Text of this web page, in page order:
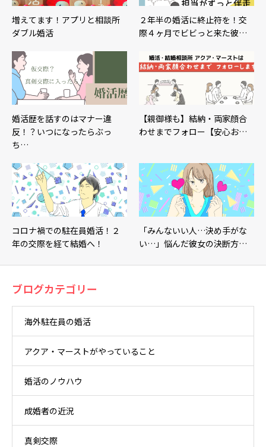
増えてます！アプリと相談所
ダブル婚活
２年半の婚活に終止符を！交
際４ヶ月でビビっと来た彼…
婚活歴を話すのはマナー違
反！？いつになったらぶっ
ち…
【親御様も】結納・両家顔合
わせまでフォロー【安心お…
コロナ禍での駐在員婚活！２
年の交際を経て結婚へ！
「みんないい人…決め手がな
い…」悩んだ彼女の決断方…
ブログカテゴリー
海外駐在員の婚活
アクア・マーストがやっていること
婚活のノウハウ
成婚者の近況
真剣交際